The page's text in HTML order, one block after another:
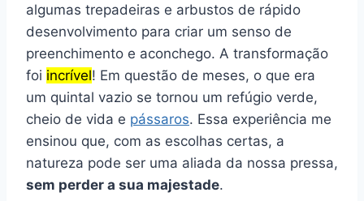
algumas trepadeiras e arbustos de rápido
desenvolvimento para criar um senso de
preenchimento e aconchego. A transformação
foi incrível! Em questão de meses, o que era
um quintal vazio se tornou um refúgio verde,
cheio de vida e pássaros. Essa experiência me
ensinou que, com as escolhas certas, a
natureza pode ser uma aliada da nossa pressa,
sem perder a sua majestade.